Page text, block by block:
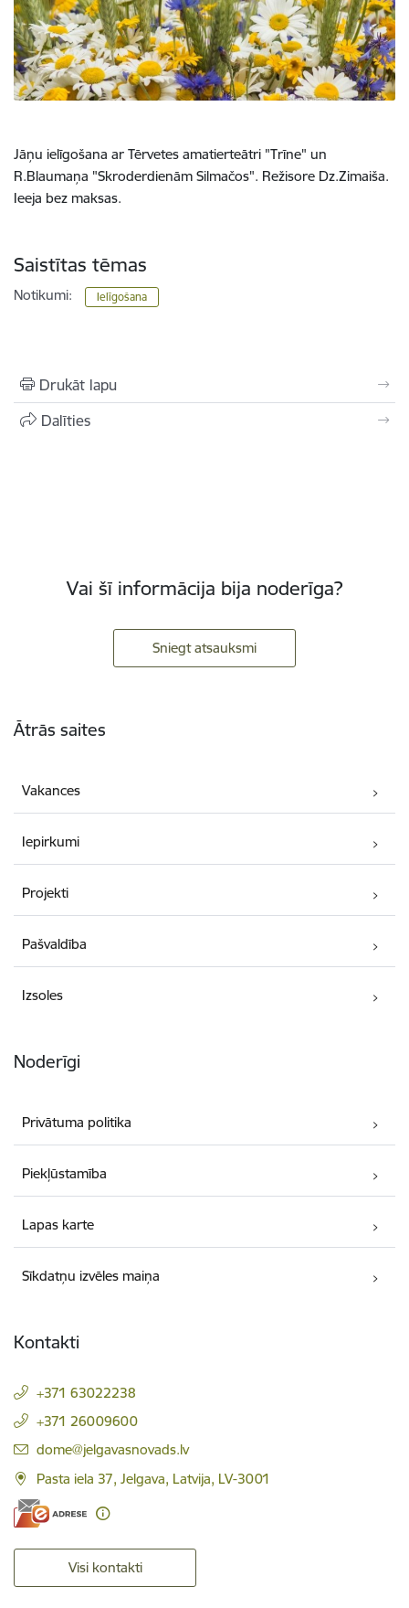
Jāņu ielīgošana ar Tērvetes amatierteātri "Trīne" un
R.Blaumaņa "Skroderdienām Silmačos". Režisore Dz.Zimaiša.
Ieeja bez maksas.
Saistītas tēmas
Notikumi: Ielīgošana
Drukāt lapu
Dalīties
Vai šī informācija bija noderīga?
Sniegt atsauksmi
Ātrās saites
Vakances
Iepirkumi
Projekti
Pašvaldība
Izsoles
Noderīgi
Privātuma politika
Piekļūstamība
Lapas karte
Sīkdatņu izvēles maiņa
Kontakti
+371 63022238
+371 26009600
E-pasts:
dome@jelgavasnovads.lv
Pasta iela 37, Jelgava, Latvija, LV-3001
Visi kontakti